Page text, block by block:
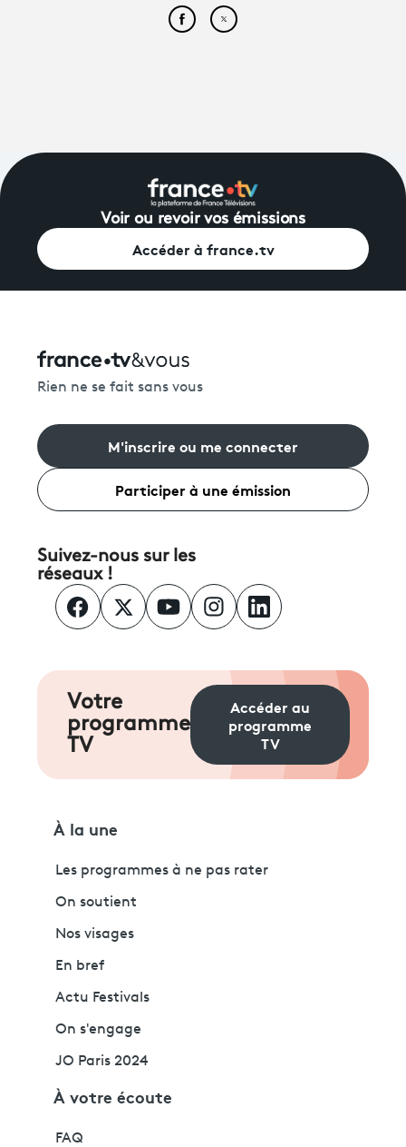
Partager cet article sur
Partager cet article sur
Voir ou revoir vos émissions
Accéder à france.tv
Rien ne se fait sans vous
M'inscrire ou me connecter
Participer à une émission
Suivez-nous sur les
réseaux !
Votre
programme
TV
Accéder au
programme
TV
À la une
Les programmes à ne pas rater
On soutient
Nos visages
En bref
Actu Festivals
On s'engage
JO Paris 2024
À votre écoute
FAQ